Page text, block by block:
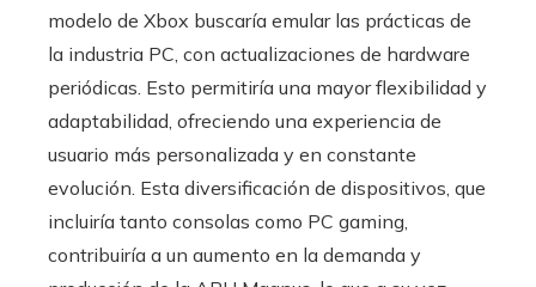
modelo de Xbox buscaría emular las prácticas de
la industria PC, con actualizaciones de hardware
periódicas. Esto permitiría una mayor flexibilidad y
adaptabilidad, ofreciendo una experiencia de
usuario más personalizada y en constante
evolución. Esta diversificación de dispositivos, que
incluiría tanto consolas como PC gaming,
contribuiría a un aumento en la demanda y